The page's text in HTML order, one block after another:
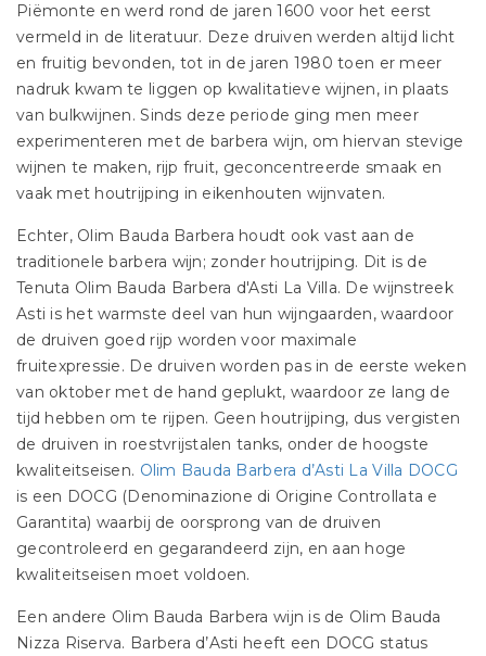
Piëmonte en werd rond de jaren 1600 voor het eerst
vermeld in de literatuur. Deze druiven werden altijd licht
en fruitig bevonden, tot in de jaren 1980 toen er meer
nadruk kwam te liggen op kwalitatieve wijnen, in plaats
van bulkwijnen. Sinds deze periode ging men meer
experimenteren met de barbera wijn, om hiervan stevige
wijnen te maken, rijp fruit, geconcentreerde smaak en
vaak met houtrijping in eikenhouten wijnvaten.
Echter, Olim Bauda Barbera houdt ook vast aan de
traditionele barbera wijn; zonder houtrijping. Dit is de
Tenuta Olim Bauda Barbera d'Asti La Villa. De wijnstreek
Asti is het warmste deel van hun wijngaarden, waardoor
de druiven goed rijp worden voor maximale
fruitexpressie. De druiven worden pas in de eerste weken
van oktober met de hand geplukt, waardoor ze lang de
tijd hebben om te rijpen. Geen houtrijping, dus vergisten
de druiven in roestvrijstalen tanks, onder de hoogste
kwaliteitseisen. Olim Bauda Barbera d’Asti La Villa DOCG
is een DOCG (Denominazione di Origine Controllata e
Garantita) waarbij de oorsprong van de druiven
gecontroleerd en gegarandeerd zijn, en aan hoge
kwaliteitseisen moet voldoen.
Een andere Olim Bauda Barbera wijn is de Olim Bauda
Nizza Riserva. Barbera d’Asti heeft een DOCG status